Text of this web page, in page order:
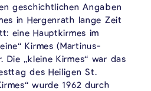
geschichtlichen Angaben
in Hergenrath lange Zeit
eine Hauptkirmes im
Kirmes (Martinus-
Die „kleine Kirmes“ war das
des Heiligen St.
wurde 1962 durch